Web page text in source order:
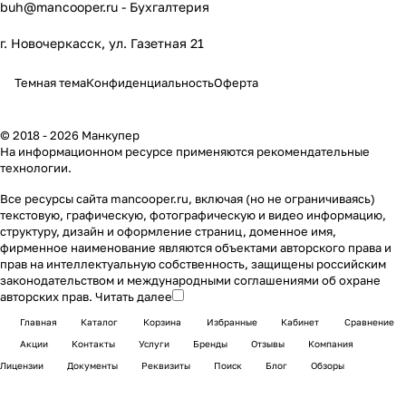
buh@mancooper.ru - Бухгалтерия
г. Новочеркасск, ул. Газетная 21
Темная темаКонфиденциальностьОферта
© 2018 - 2026 Манкупер
На информационном ресурсе применяются рекомендательные
технологии.
Все ресурсы сайта mancooper.ru, включая (но не ограничиваясь)
текстовую, графическую, фотографическую и видео информацию,
структуру, дизайн и оформление страниц, доменное имя,
фирменное наименование являются объектами авторского права и
прав на интеллектуальную собственность, защищены российским
законодательством и международными соглашениями об охране
авторских прав. Читать далее
Главная Каталог Корзина Избранные Кабинет
Сравнение
Акции
Контакты Услуги Бренды Отзывы
Компания
Лицензии
Документы Реквизиты Поиск Блог Обзоры